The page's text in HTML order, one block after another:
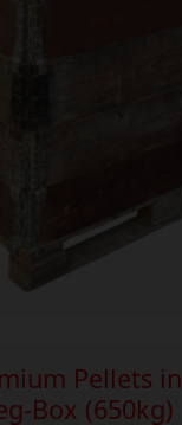
Pellets in
Box (650kg)